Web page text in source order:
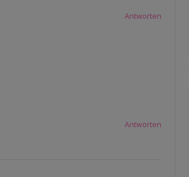
Antworten
Antworten